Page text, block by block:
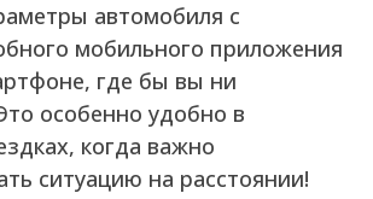
автомобиля с
мобильного приложения
где бы вы ни
особенно удобно в
когда важно
ситуацию на расстоянии!